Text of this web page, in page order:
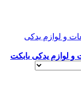
و لوازم یدکی بابکت